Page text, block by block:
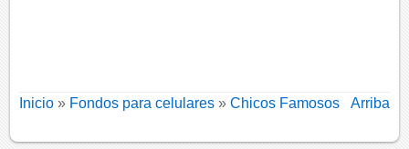
Inicio » Fondos para celulares »Chicos Famosos Arriba